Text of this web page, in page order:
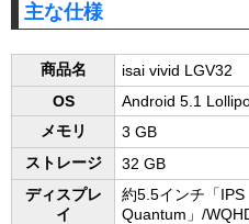
主な仕様
商品名
isai vivid LGV32
OS
Android 5.1
メモリ
3 GB
ストレージ
32 GB
ディスプレ
イ
約5.5インチ「IPS
Quantum」/